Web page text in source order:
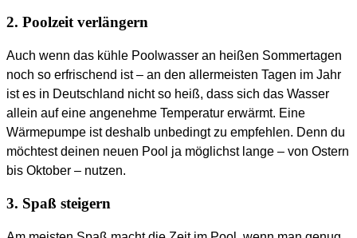
2. Poolzeit verlängern
Auch wenn das kühle Poolwasser an heißen Sommertagen
noch so erfrischend ist – an den allermeisten Tagen im Jahr
ist es in Deutschland nicht so heiß, dass sich das Wasser
allein auf eine angenehme Temperatur erwärmt. Eine
Wärmepumpe ist deshalb unbedingt zu empfehlen. Denn du
möchtest deinen neuen Pool ja möglichst lange – von Ostern
bis Oktober – nutzen.
3. Spaß steigern